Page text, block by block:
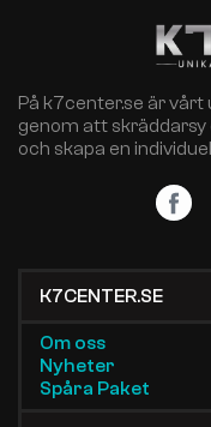
På k7center.se är
genom att
och skapa en
K7CENTER.SE
Om oss
Nyheter
Spåra Paket